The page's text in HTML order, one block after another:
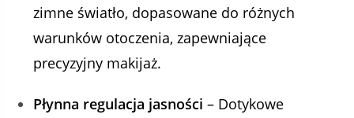
zimne światło, dopasowane do różnych
warunków otoczenia, zapewniające
precyzyjny makijaż.
Płynna regulacja jasności – Dotykowe